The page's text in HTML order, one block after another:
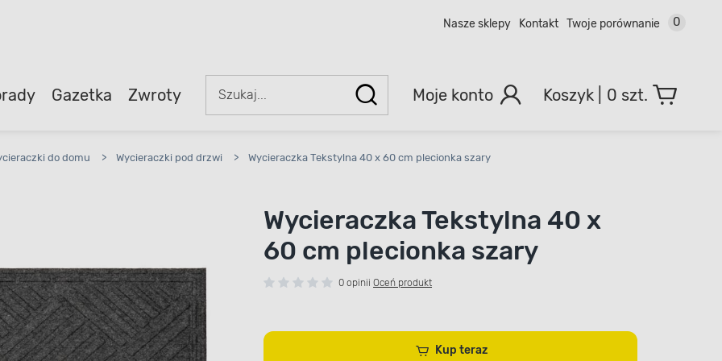
Nasze sklepy Kontakt Twoje porównanie 0
Gazetka Zwroty Moje konto 0 szt.
do domu > Wycieraczki pod drzwi > Wycieraczka Tekstylna 40 x 60 cm plecionka szary
Wycieraczka Tekstylna 40 x
60 cm plecionka szary
0 opinii Oceń produkt
Kup teraz